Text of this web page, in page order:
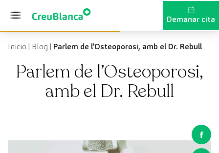
Demanar cita
Inicio | Blog | Parlem de l’Osteoporosi, amb el Dr. Rebull
Parlem de l’Osteoporosi,
amb el Dr. Rebull